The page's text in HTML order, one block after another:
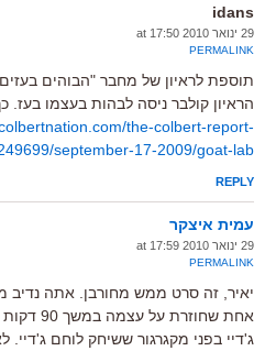
idans
29 ינואר 2010 at 17:50
PERMALINK
תוספת לראיון של מחבר "הבוהים
הראיון קולבר ניסה לבהות בעצמו בעז.
the-colbert-report-
september-17-2009/goat-lab
REPLY
עמית איצקר
29 ינואר 2010 at 17:59
PERMALINK
יאיר, זה סרט ממש מחורבן. אתה נדיב
אחת
ג'דיי בפני מקגרגור ששיחק לוחם